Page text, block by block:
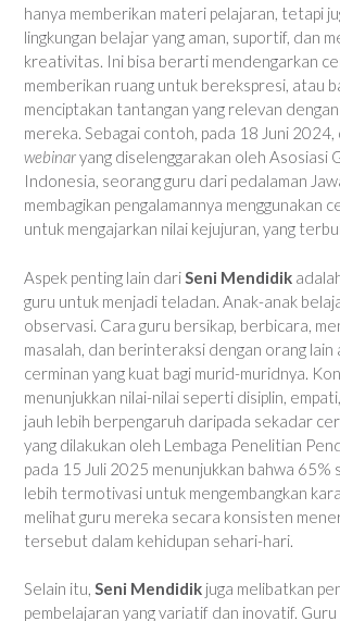
hanya memberikan materi pelajaran, tetapi
lingkungan belajar yang aman, suportif, dan
kreativitas. Ini bisa berarti mendengarkan
memberikan ruang untuk berekspresi, atau
menciptakan tantangan yang relevan
mereka. Sebagai contoh, pada 18 Juni 2024,
webinaryang diselenggarakan oleh Asosiasi
Indonesia, seorang guru dari pedalaman
membagikan pengalamannya menggunakan
untuk mengajarkan nilai kejujuran, yang
Aspek penting lain dari Seni Mendidik
guru untuk menjadi teladan. Anak-anak
observasi. Cara guru bersikap, berbicara,
masalah, dan berinteraksi dengan orang lain
cerminan yang kuat bagi murid-muridnya.
menunjukkan nilai-nilai seperti disiplin,
jauh lebih berpengaruh daripada sekadar
yang dilakukan oleh Lembaga Penelitian
pada 15 Juli 2025 menunjukkan bahwa 65%
lebih termotivasi untuk mengembangkan
melihat guru mereka secara konsisten
tersebut dalam kehidupan sehari-hari.
Selain itu, Seni Mendidik juga melibatkan
pembelajaran yang variatif dan inovatif.